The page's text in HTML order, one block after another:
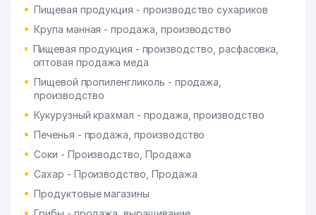
Пищевая продукция - производство сухариков
Крупа манная - продажа, производство
Пищевая продукция - производство, расфасовка,
оптовая продажа меда
Пищевой пропиленгликоль - продажа,
производство
Кукурузный крахмал - продажа, производство
Печенья - продажа, производство
Соки - Производство, Продажа
Сахар - Производство, Продажа
Продуктовые магазины